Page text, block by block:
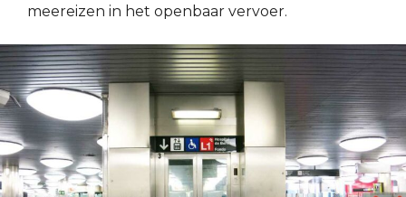
meereizen in het openbaar vervoer.